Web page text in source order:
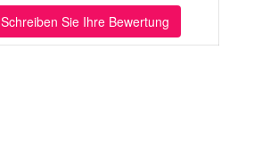
Schreiben Sie Ihre Bewertung